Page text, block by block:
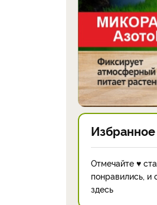
Избранное
Отмечайте ♥
понравились, и
здесь